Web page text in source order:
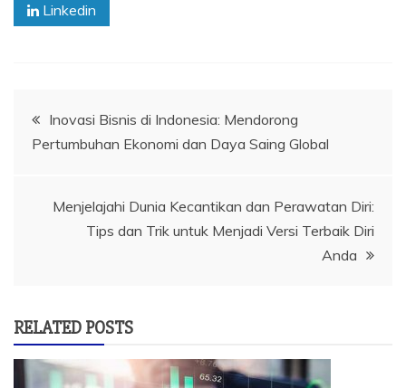
Linkedin
Navigasi
pos
Inovasi Bisnis di Indonesia: Mendorong
Pertumbuhan Ekonomi dan Daya Saing Global
Menjelajahi Dunia Kecantikan dan Perawatan Diri:
Tips dan Trik untuk Menjadi Versi Terbaik Diri
Anda
RELATED POSTS